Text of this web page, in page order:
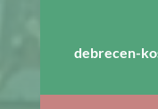
debrecen-